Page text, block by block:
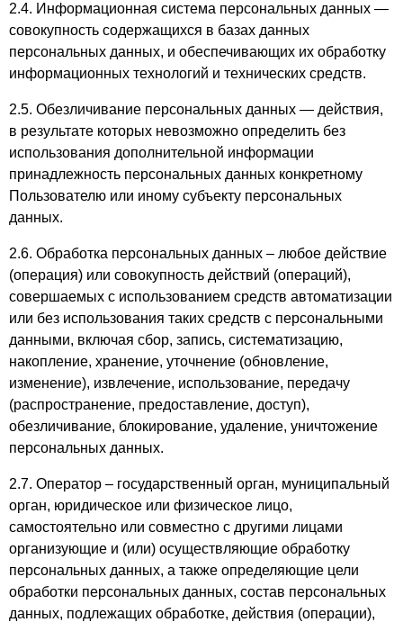
2.4. Информационная система персональных данных —
совокупность содержащихся в базах данных
персональных данных, и обеспечивающих их обработку
информационных технологий и технических средств.
2.5. Обезличивание персональных данных — действия,
в результате которых невозможно определить без
использования дополнительной информации
принадлежность персональных данных конкретному
Пользователю или иному субъекту персональных
данных.
2.6. Обработка персональных данных – любое действие
(операция) или совокупность действий (операций),
совершаемых с использованием средств автоматизации
или без использования таких средств с персональными
данными, включая сбор, запись, систематизацию,
накопление, хранение, уточнение (обновление,
изменение), извлечение, использование, передачу
(распространение, предоставление, доступ),
обезличивание, блокирование, удаление, уничтожение
персональных данных.
2.7. Оператор – государственный орган, муниципальный
орган, юридическое или физическое лицо,
самостоятельно или совместно с другими лицами
организующие и (или) осуществляющие обработку
персональных данных, а также определяющие цели
обработки персональных данных, состав персональных
данных, подлежащих обработке, действия (операции),